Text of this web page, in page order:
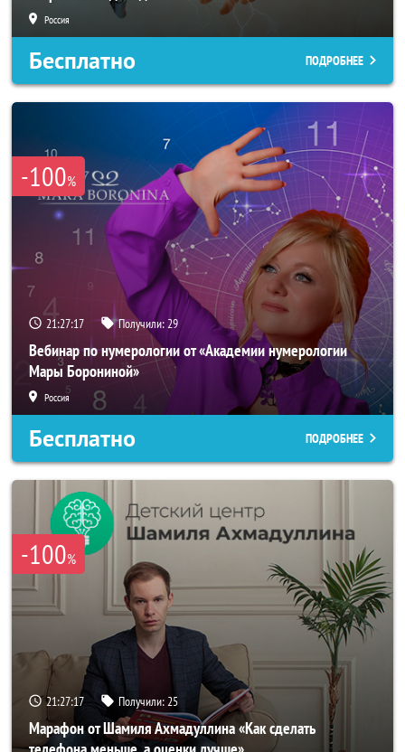
Россия
Бесплатно ПОДРОБНЕЕ
-100%
21:27:14 Получили:29
Вебинар по нумерологии от «Академии нумерологии
Мары Борониной»
Россия
Бесплатно ПОДРОБНЕЕ
-100%
21:27:14 Получили:25
Марафон от Шамиля Ахмадуллина «Как сделать